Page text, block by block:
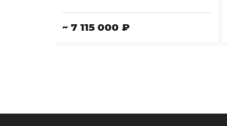
~ 7 115 000 ₽